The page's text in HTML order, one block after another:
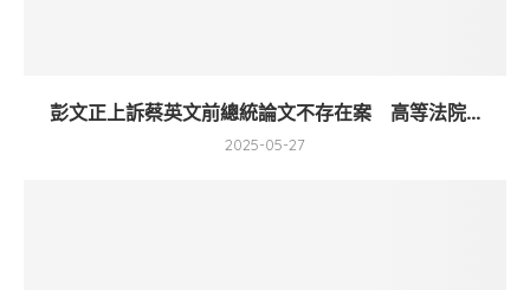
彭文正上訴蔡英文前總統論文不存在案 高等法院...
2025-05-27